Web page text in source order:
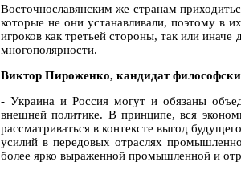
Восточнославянским же странам
которые не они устанавливали, поэтому в
игроков как третьей стороны, так или
многополярности.
Виктор Пироженко, кандидат
- Украина и Россия могут и обязаны
внешней политике. В принципе, вся
рассматриваться в контексте выгод
усилий в передовых отраслях
более ярко выраженной промышленной и